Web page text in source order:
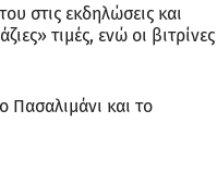
στις εκδηλώσεις και
τιμές, ενώ οι βιτρίνες
Πασαλιμάνι και το